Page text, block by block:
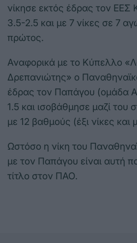
νίκησε εκτός έδρας τον ΕΕΣ
3.5-2.5 και με 7 νίκες σε 7
πρώτος.
Αναφορικά με το Κύπελλο
Δρεπανιώτης» ο
έδρας τον Παπάγου (ομάδα
1.5 και ισοβάθμησε μαζί του
με 12 βαθμούς (έξι νίκες και
Ωστόσο η νίκη του
με τον Παπάγου είναι αυτή
τίτλο στον ΠΑΟ.